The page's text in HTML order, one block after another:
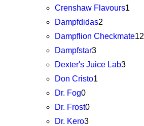
Crenshaw Flavours1
Dampfdidas2
Dampflion Checkmate12
Dampfstar3
Dexter's Juice Lab3
Don Cristo1
Dr. Fog0
Dr. Frost0
Dr. Kero3